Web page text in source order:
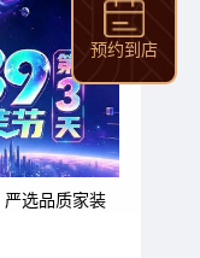
选品质家装
预约到店